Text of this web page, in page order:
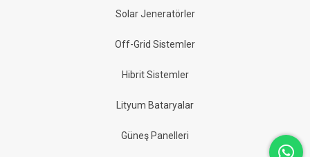
Solar Jeneratörler
Off-Grid Sistemler
Hibrit Sistemler
Lityum Bataryalar
Güneş Panelleri